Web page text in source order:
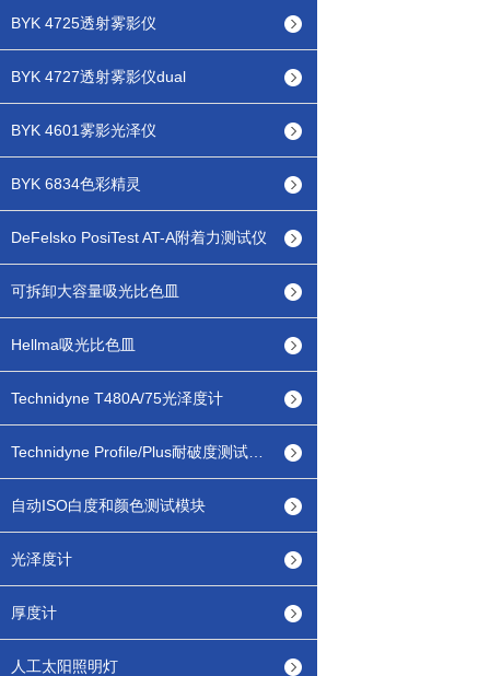
BYK 4725透射雾影仪
BYK 4727透射雾影仪dual
BYK 4601雾影光泽仪
BYK 6834色彩精灵
DeFelsko PosiTest AT-A附着力测试仪
可拆卸大容量吸光比色皿
Hellma吸光比色皿
Technidyne T480A/75光泽度计
自动ISO白度和颜色测试模块
光泽度计
厚度计
人工太阳照明灯